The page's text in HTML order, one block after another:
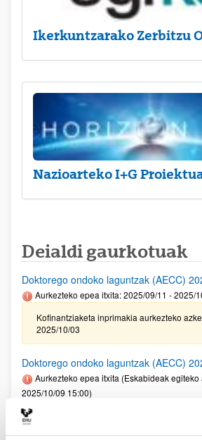
Ikerkuntzarako Zerbitzu
Nazioarteko I+G
Deialdi gaurkotuak
Doktorego ondoko laguntzak (AECC)
Aurkezteko epea itxita: 2025/09/11 - 2025/
Kofinantziaketa inprimakia aurkezteko
2025/10/03
Doktorego ondoko laguntzak (AECC)
Aurkezteko epea itxita (Eskabideak
2025/10/09 15:00)